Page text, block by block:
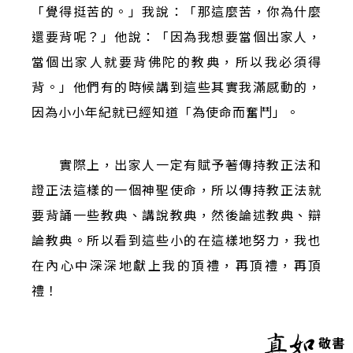
「覺得挺苦的。」我說：「那這麼苦，你為什麼
還要背呢？」他說：「因為我想要當個出家人，
當個出家人就要背佛陀的教典，所以我必須得
背。」他們有的時候講到這些其實我滿感動的，
因為小小年紀就已經知道「為使命而奮鬥」。
實際上，出家人一定有賦予著傳持教正法和
證正法這樣的一個神聖使命，所以傳持教正法就
要背誦一些教典、講說教典，然後論述教典、辯
論教典。所以看到這些小的在這樣地努力，我也
在內心中深深地獻上我的頂禮，再頂禮，再頂
禮！
敬書